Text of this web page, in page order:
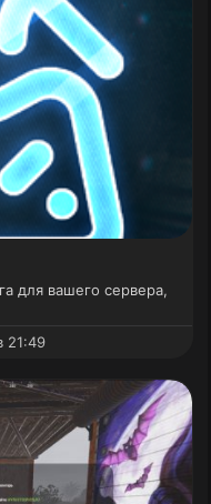
для вашего сервера,
21:49